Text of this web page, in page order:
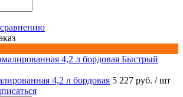
Быстрый
4,2 л бордовая 5 227 руб. / шт